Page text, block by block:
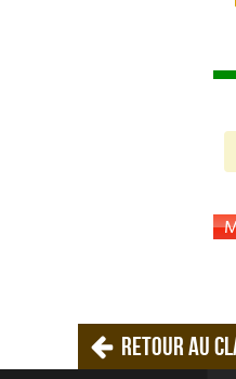
Retour au